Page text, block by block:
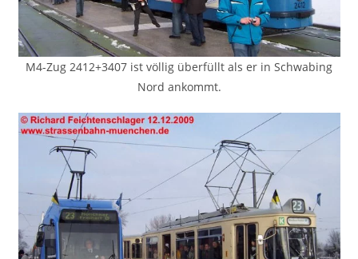
M4-Zug 2412+3407 ist völlig überfüllt als er in Schwabing
Nord ankommt.